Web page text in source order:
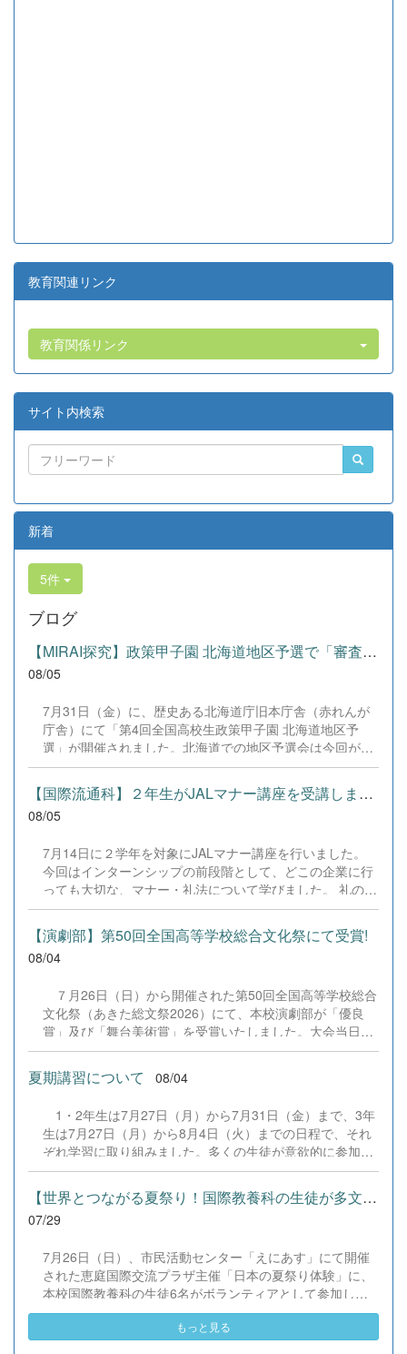
教育関連リンク
教育関係リンク
サイト内検索
新着
5件
ブログ
【MIRAI探究】政策甲子園 北海道地区予選で「審査員特別賞」を受賞！
08/05
7月31日（金）に、歴史ある北海道庁旧本庁舎（赤れんが
庁舎）にて「第4回全国高校生政策甲子園 北海道地区予
選」が開催されました。北海道での地区予選会は今回が初
開催となります。 本校からは、3年生4名によるチーム「｜
学年主任｜」が出場しました。3年生という勝負の時期に
あたり、受験勉強や学校祭の準備など非常に多忙な日々の
中、全員で時間を作り出し、徹底的なリサーチと準備を重
破し、本校チームは「設定テーマ部門」と「自由テーマ部
門」の両方で登壇・発表を行いました。 &nbsp; ■ 発表テ
ーマと結果 設定テーマ部門 『若者キャリア試就制度「早
期離職を解消する人材開発型社会政策」―辞める前に試せ
る社会へ―』 &rArr; 惜しくも表彰外となりましたが、若者
のキャリア形成に正面から向き合った鋭い視点と提案が高
く評価されました。 自由テーマ部門 『共同養育による子
ターンな時間投資型経済政策」』 &rArr; 独自の切り口と緻
密な論理構成が認められ、見事に「審査員特別賞」を受賞
いたしました！ &nbsp; 当日は審査員や観客を前に、物
怖...
【国際流通科】２年生がJALマナー講座を受講しました。
08/05
7月14日に２学年を対象にJALマナー講座を行いました。
今回はインターンシップの前段階として、どこの企業に行
っても大切な、マナー・礼法について学びました。 礼の仕
方、作法、話し方など、基本からしっかりとJALスカイ札
幌様の協力のもと、授業をしていただきました。 9月のイ
ンターンシップに向けて準備中です。 &nbsp;
【演劇部】第50回全国高等学校総合文化祭にて受賞!
08/04
７月26日（日）から開催された第50回全国高等学校総合
文化祭（あきた総文祭2026）にて、本校演劇部が「優良
賞」及び「舞台美術賞」を受賞いたしました。大会当日
は、本校の部員たちもこれまで積み重ねてきた練習の成果
を存分に発揮し、堂々と舞台に立ちました。緊張感のある
全国の舞台において、一人一人が役割を果たし、心を込め
の全国大会出場にあたり、多大なるご支援・ご協力をいた
だきました企業の皆様、ならびに心温まるご寄付や温かい
ご声援を寄せてくださった地域の皆様方に、心より感謝申
し上げます。皆様からの温かいご支援が部員たちの大きな
励みとなり、全国の舞台で最高のパフォーマンスと演技を
届けることができました。今回の経験を糧に、さらに表現
本校演劇部への変わらぬご声援をよろしくお願いいたしま
す。 &nbsp;
夏期講習について 08/04
1・2年生は7月27日（月）から7月31日（金）まで、3年
生は7月27日（月）から8月4日（火）までの日程で、それ
ぞれ学習に取り組みました。多くの生徒が意欲的に参加
し、これまでの学習内容の復習や発展的な内容、受験に向
けた学習などに真剣に取り組む姿が見られました。夏期講
習で身に付けた学習習慣や知識を、今後の学校生活や学習
に生かし、一人一人がさらなる成長につなげてくれること
【世界とつながる夏祭り！国際教養科の生徒が多文化共生ボランテ...
07/29
7月26日（日）、市民活動センター「えにあす」にて開催
された恵庭国際交流プラザ主催「日本の夏祭り体験」に、
本校国際教養科の生徒6名がボランティアとして参加しま
した！ 会場にはウクライナ、ネパール、アフガニスタンな
ど多国籍な参加者が集まり、ヨーヨー釣りや綿あめ、盆踊
もっと見る